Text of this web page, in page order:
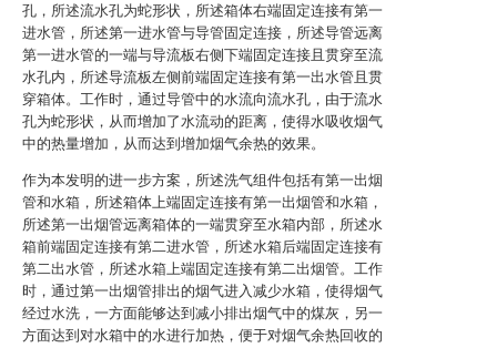
孔，所述流水孔为蛇形状，所述箱体右端固定连接有第一
进水管，所述第一进水管与导管固定连接，所述导管远离
第一进水管的一端与导流板右侧下端固定连接且贯穿至流
水孔内，所述导流板左侧前端固定连接有第一出水管且贯
穿箱体。工作时，通过导管中的水流向流水孔，由于流水
孔为蛇形状，从而增加了水流动的距离，使得水吸收烟气
中的热量增加，从而达到增加烟气余热的效果。
作为本发明的进一步方案，所述洗气组件包括有第一出烟
管和水箱，所述箱体上端固定连接有第一出烟管和水箱，
所述第一出烟管远离箱体的一端贯穿至水箱内部，所述水
箱前端固定连接有第二进水管，所述水箱后端固定连接有
第二出水管，所述水箱上端固定连接有第二出烟管。工作
时，通过第一出烟管排出的烟气进入减少水箱，使得烟气
经过水洗，一方面能够达到减小排出烟气中的煤灰，另一
方面达到对水箱中的水进行加热，便于对烟气余热回收的